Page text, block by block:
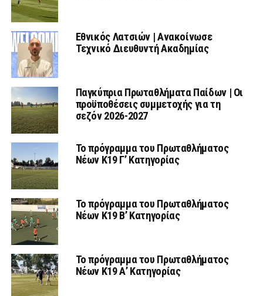
Εθνικός Λατσιών | Ανακοίνωσε
Τεχνικό Διευθυντή Ακαδημίας
Παγκύπρια Πρωταθλήματα Παίδων | Οι
προϋποθέσεις συμμετοχής για τη
σεζόν 2026-2027
Το πρόγραμμα του Πρωταθλήματος
Νέων Κ19 Γ’ Κατηγορίας
Το πρόγραμμα του Πρωταθλήματος
Νέων Κ19 Β’ Κατηγορίας
Το πρόγραμμα του Πρωταθλήματος
Νέων Κ19 Α’ Κατηγορίας